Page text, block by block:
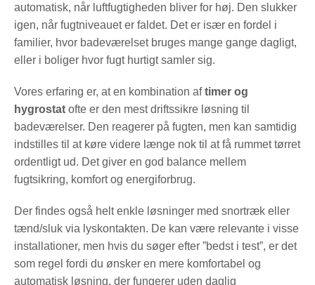
automatisk, når luftfugtigheden bliver for høj. Den slukker
igen, når fugtniveauet er faldet. Det er især en fordel i
familier, hvor badeværelset bruges mange gange dagligt,
eller i boliger hvor fugt hurtigt samler sig.
Vores erfaring er, at en kombination aftimer og
hygrostat ofte er den mest driftssikre løsning til
badeværelser. Den reagerer på fugten, men kan samtidig
indstilles til at køre videre længe nok til at få rummet tørret
ordentligt ud. Det giver en god balance mellem
fugtsikring, komfort og energiforbrug.
Der findes også helt enkle løsninger med snortræk eller
tænd/sluk via lyskontakten. De kan være relevante i visse
installationer, men hvis du søger efter ”bedst i test”, er det
som regel fordi du ønsker en mere komfortabel og
automatisk løsning, der fungerer uden daglig